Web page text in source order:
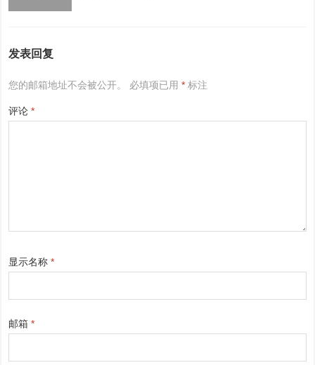
发表回复
您的邮箱地址不会被公开。 必填项已用* 标注
评论*
显示名称*
邮箱*